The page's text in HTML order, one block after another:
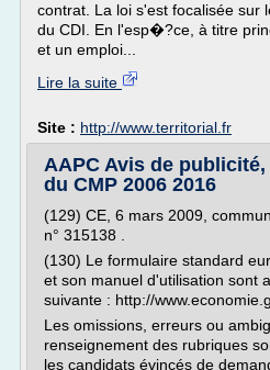
contrat. La loi s'est focalisée sur
du CDI. En l'esp�?ce, à titre
et un emploi...
Lire la suite
Site : http://www.territorial.fr
AAPC Avis de
du CMP 2006 2016
(129) CE, 6 mars 2009,
n° 315138 .
(130) Le formulaire standard
et son manuel d'utilisation sont
suivante : http://
Les omissions, erreurs ou
renseignement des rubriques
les candidats évincés de